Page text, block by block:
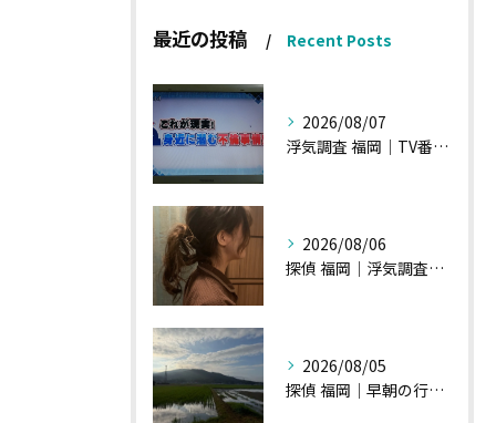
最近の投稿 Recent Posts
2026/08/07
浮気調査 福岡｜TV番組15分間の特集の時のお話①
2026/08/06
探偵 福岡｜浮気調査の現場から・・・・チハルさん特集
2026/08/05
探偵 福岡｜早朝の行動調査、初見一発勝負のような・・・・